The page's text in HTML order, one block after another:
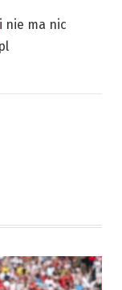
i nie ma nic